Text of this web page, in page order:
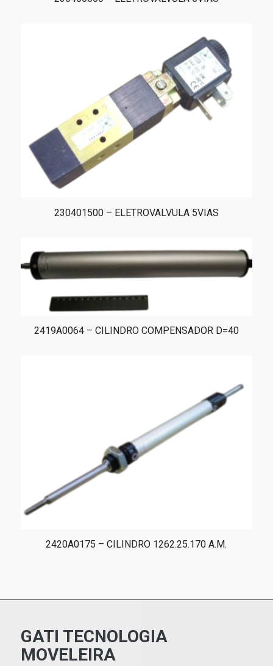
230401500 – ELETROVALVULA 5VIAS
2419A0064 – CILINDRO COMPENSADOR D=40
2420A0175 – CILINDRO 1262.25.170 A.M.
GATI TECNOLOGIA
MOVELEIRA